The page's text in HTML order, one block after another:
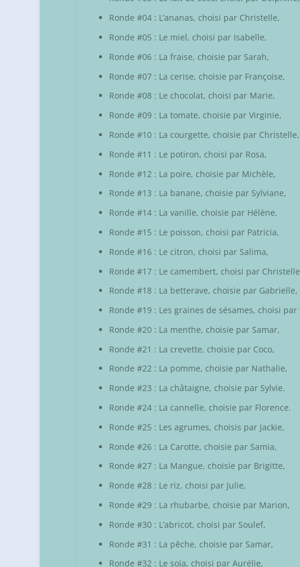
Ronde #04 : L’ananas, choisi par Christelle,
Ronde #05 : Le miel, choisi par Isabelle,
Ronde #06 : La fraise, choisie par Sarah,
Ronde #07 : La cerise, choisie par Françoise,
Ronde #08 : Le chocolat, choisi par Marie,
Ronde #09 : La tomate, choisie par Virginie,
Ronde #10 : La courgette, choisie par Christelle,
Ronde #11 : Le potiron, choisi par Rosa,
Ronde #12 : La poire, choisie par Michèle,
Ronde #13 : La banane, choisie par Sylviane,
Ronde #14 : La vanille, choisie par Hélène,
Ronde #15 : Le poisson, choisi par Patricia,
Ronde #16 : Le citron, choisi par Salima,
Ronde #17 : Le camembert, choisi par Christelle
Ronde #18 : La betterave, choisie par Gabrielle,
Ronde #19 : Les graines de sésames, choisi par
Ronde #20 : La menthe, choisie par Samar,
Ronde #21 : La crevette, choisie par Coco,
Ronde #22 : La pomme, choisie par Nathalie,
Ronde #23 : La châtaigne, choisie par Sylvie.
Ronde #24 : La cannelle, choisie par Florence.
Ronde #25 : Les agrumes, choisis par Jackie,
Ronde #26 : La Carotte, choisie par Samia,
Ronde #27 : La Mangue, choisie par Brigitte,
Ronde #28 : Le riz, choisi par Julie,
Ronde #29 : La rhubarbe, choisie par Marion,
Ronde #30 : L’abricot, choisi par Soulef,
Ronde #31 : La pêche, choisie par Samar,
Ronde #32 : Le soja, choisi par Aurélie,